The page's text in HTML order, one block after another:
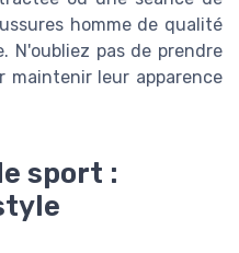
homme de qualité
N'oubliez pas de prendre
maintenir leur apparence
sport :